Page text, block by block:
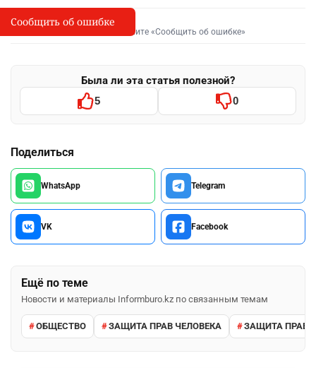
I
Сообщить об опечатке
Выделите фрагмент и нажмите «Сообщить об ошибке»
Была ли эта статья полезной?
5 0
Поделиться
WhatsApp Telegram
VK Facebook
Ещё по теме
Новости и материалы Informburo.kz по связанным темам
ОБЩЕСТВО ЗАЩИТА ПРАВ ЧЕЛОВЕКА ЗАЩИТА ПРАВ
Сообщить об ошибке